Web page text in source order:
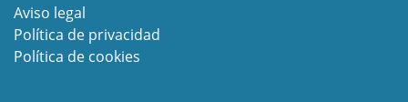
Aviso legal
Política de privacidad
Política de cookies